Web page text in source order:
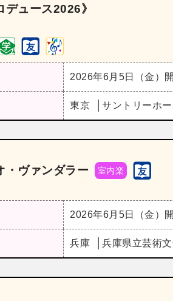
デュース2026》
2026年6月5日（金）
東京 サントリーホ
・ヴァンダラー 室内楽
2026年6月5日（金）
兵庫 兵庫県立芸術